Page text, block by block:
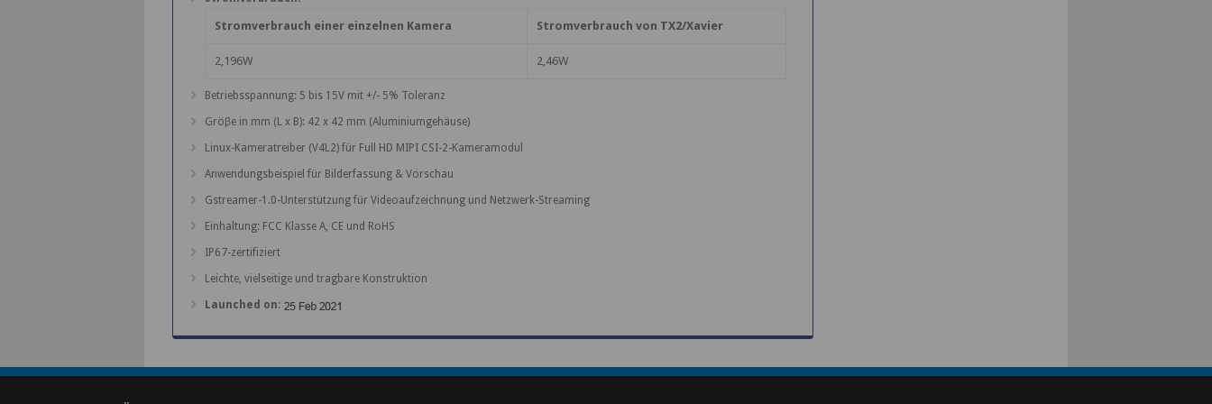
Stromverbrauch einer einzelnen Kamera Stromverbrauch von TX2/Xavier
2,196W 2,46W
Betriebsspannung: 5 bis 15V mit +/- 5% Toleranz
Gröβe in mm (L x B): 42 x 42 mm (Aluminiumgehäuse)
Linux-Kameratreiber (V4L2) für Full HD MIPI CSI-2-Kameramodul
Anwendungsbeispiel für Bilderfassung & Vorschau
Gstreamer-1.0-Unterstützung für Videoaufzeichnung und Netzwerk-Streaming
Einhaltung: FCC Klasse A, CE und RoHS
IP67-zertifiziert
Leichte, vielseitige und tragbare Konstruktion
Launched on: